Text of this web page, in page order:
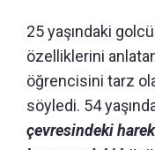
25 yaşındaki
özelliklerini
öğrencisini tarz
söyledi. 54
çevresindeki